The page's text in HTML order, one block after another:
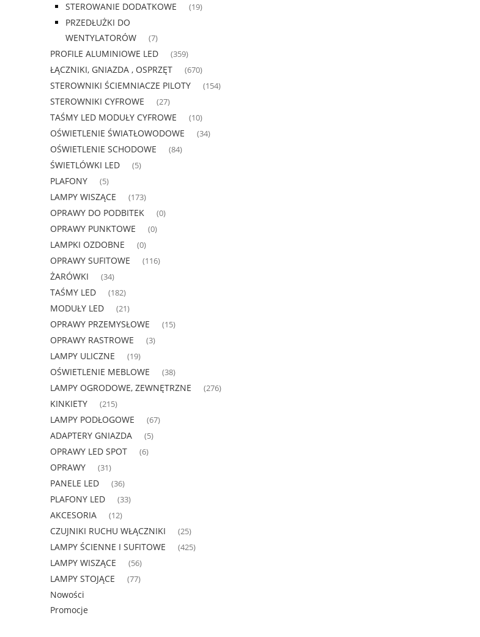
STEROWANIE DODATKOWE (19)
PRZEDŁUŻKI DO
WENTYLATORÓW
(7)
PROFILE ALUMINIOWE LED (359)
ŁĄCZNIKI, GNIAZDA , OSPRZĘT (670)
STEROWNIKI ŚCIEMNIACZE PILOTY (154)
STEROWNIKI CYFROWE (27)
TAŚMY LED MODUŁY CYFROWE (10)
OŚWIETLENIE ŚWIATŁOWODOWE (34)
OŚWIETLENIE SCHODOWE (84)
ŚWIETLÓWKI LED (5)
PLAFONY (5)
LAMPY WISZĄCE (173)
OPRAWY DO PODBITEK (0)
OPRAWY PUNKTOWE (0)
LAMPKI OZDOBNE (0)
OPRAWY SUFITOWE (116)
ŻARÓWKI (34)
TAŚMY LED (182)
MODUŁY LED (21)
OPRAWY PRZEMYSŁOWE (15)
OPRAWY RASTROWE (3)
LAMPY ULICZNE (19)
OŚWIETLENIE MEBLOWE (38)
LAMPY OGRODOWE, ZEWNĘTRZNE (276)
KINKIETY (215)
LAMPY PODŁOGOWE (67)
ADAPTERY GNIAZDA (5)
OPRAWY LED SPOT (6)
OPRAWY (31)
PANELE LED (36)
PLAFONY LED (33)
AKCESORIA (12)
CZUJNIKI RUCHU WŁĄCZNIKI (25)
LAMPY ŚCIENNE I SUFITOWE (425)
LAMPY WISZĄCE (56)
LAMPY STOJĄCE (77)
Nowości
Promocje